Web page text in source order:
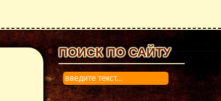
ПОИСК ПО САЙТУ
0